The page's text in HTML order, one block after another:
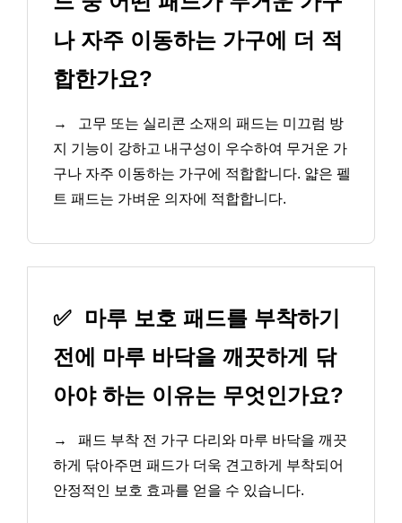
나 자주 이동하는 가구에 더 적
합한가요?
→
고무 또는 실리콘 소재의 패드는 미끄럼 방
지 기능이 강하고 내구성이 우수하여 무거운 가
구나 자주 이동하는 가구에 적합합니다. 얇은 펠
트 패드는 가벼운 의자에 적합합니다.
✅
마루 보호 패드를 부착하기
전에 마루 바닥을 깨끗하게 닦
아야 하는 이유는 무엇인가요?
→
패드 부착 전 가구 다리와 마루 바닥을 깨끗
하게 닦아주면 패드가 더욱 견고하게 부착되어
안정적인 보호 효과를 얻을 수 있습니다.